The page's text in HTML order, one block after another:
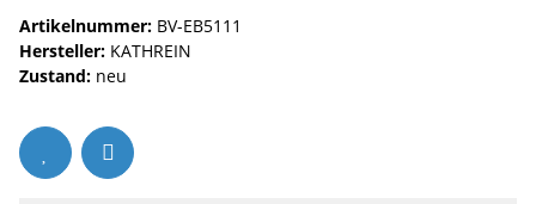
Artikelnummer: BV-EB5111
Hersteller: KATHREIN
Zustand: neu